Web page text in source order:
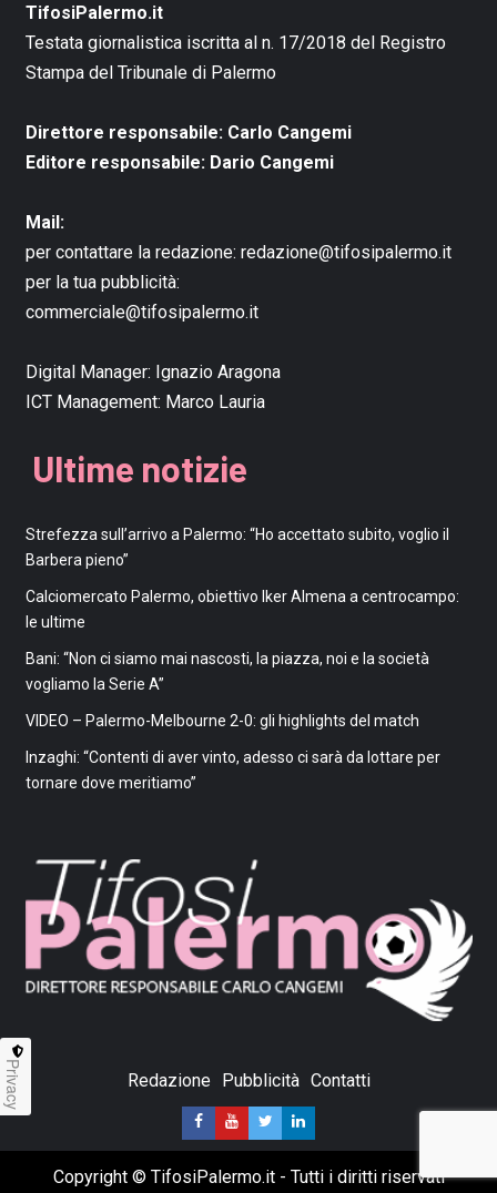
TifosiPalermo.it
Testata giornalistica iscritta al n. 17/2018 del Registro
Stampa del Tribunale di Palermo
Direttore responsabile: Carlo Cangemi
Editore responsabile: Dario Cangemi
Mail:
per contattare la redazione: redazione@tifosipalermo.it
per la tua pubblicità:
commerciale@tifosipalermo.it
Digital Manager: Ignazio Aragona
ICT Management: Marco Lauria
Ultime notizie
Strefezza sull’arrivo a Palermo: “Ho accettato subito, voglio il
Barbera pieno”
Calciomercato Palermo, obiettivo Iker Almena a centrocampo:
le ultime
Bani: “Non ci siamo mai nascosti, la piazza, noi e la società
vogliamo la Serie A”
VIDEO – Palermo-Melbourne 2-0: gli highlights del match
Inzaghi: “Contenti di aver vinto, adesso ci sarà da lottare per
tornare dove meritiamo”
Redazione Pubblicità Contatti
Copyright © TifosiPalermo.it - Tutti i diritti riservati
Privacy